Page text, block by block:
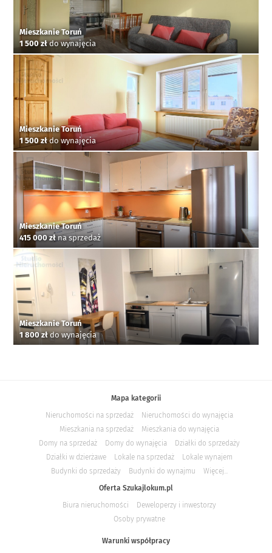
Mieszkanie Toruń
1 500 złdo wynajęcia
Mieszkanie Toruń
1 500 złdo wynajęcia
Mieszkanie Toruń
415 000 złna sprzedaż
Mieszkanie Toruń
1 800 złdo wynajęcia
Mapa kategorii
Nieruchomości na sprzedaż
Nieruchomości do wynajęcia
Mieszkania na sprzedaż
Mieszkania do wynajęcia
Domy na sprzedaż
Domy do wynajęcia
Działki do sprzedaży
Działki w dzierżawe
Lokale na sprzedaż
Lokale wynajem
Budynki do sprzedaży
Budynki do wynajmu
Więcej...
Oferta Szukajlokum.pl
Biura nieruchomości
Deweloperzy i inwestorzy
Osoby prywatne
Warunki współpracy